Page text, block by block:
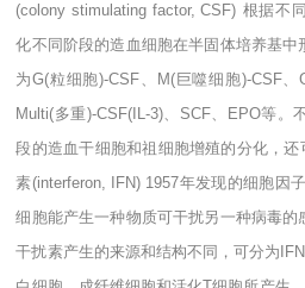
(colony stimulating factor, CSF) 根据不
化不同阶段的造血细胞在半固体培养基
为G(粒细胞)-CSF、 M(巨噬细胞)-CSF、
Multi(多重)-CSF(IL-3)、 SCF、 EPO等。
段的造血干细胞和祖细胞增殖的分化，
素(interferon, IFN) 1957年发现的细胞因
细胞能产生一种物质可干扰另一种病毒
干扰素产生的来源和结构不同，可分为